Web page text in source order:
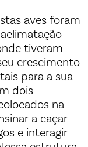
aves foram
tiveram
crescimento
para a sua
dois
na
a caçar
e interagir